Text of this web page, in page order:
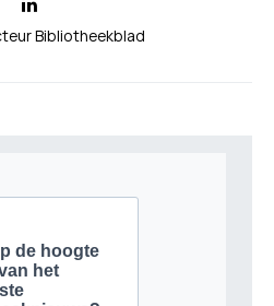
Bibliotheekblad